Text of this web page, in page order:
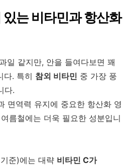
있는 비타민과 항산화
일 같지만, 안을 들여다보면 꽤
다. 특히 참외 비타민 중 가장 풍
다.
면역력 유지에 중요한 항산화 영
름철에는 더욱 필요한 성분입니
기준)에는 대략 비타민 C가